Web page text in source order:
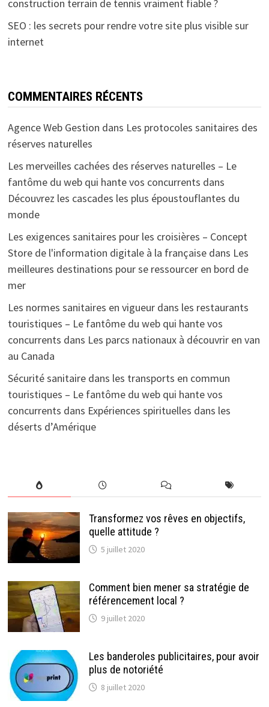
construction terrain de tennis vraiment fiable ?
SEO : les secrets pour rendre votre site plus visible sur
internet
COMMENTAIRES RÉCENTS
Agence Web Gestion dans Les protocoles sanitaires des
réserves naturelles
Les merveilles cachées des réserves naturelles – Le
fantôme du web qui hante vos concurrents dans
Découvrez les cascades les plus époustouflantes du
monde
Les exigences sanitaires pour les croisières – Concept
Store de l'information digitale à la françaisedans Les
meilleures destinations pour se ressourcer en bord de
mer
Les normes sanitaires en vigueur dans les restaurants
touristiques – Le fantôme du web qui hante vos
concurrents dans Les parcs nationaux à découvrir en van
au Canada
Sécurité sanitaire dans les transports en commun
touristiques – Le fantôme du web qui hante vos
concurrents dans Expériences spirituelles dans les
déserts d’Amérique
Transformez vos rêves en objectifs,
quelle attitude ?
5 juillet 2020
Comment bien mener sa stratégie de
référencement local ?
9 juillet 2020
Les banderoles publicitaires, pour avoir
plus de notoriété
8 juillet 2020